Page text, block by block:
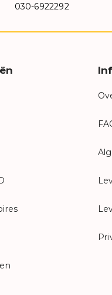
030-6922292